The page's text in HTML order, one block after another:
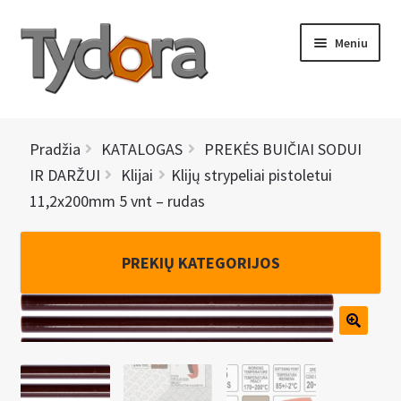
Pereiti
meniu
Pereiti
turinio
Meniu
KATALOGAS
NAUJIENOS
BRENDAI
Pradžia KATALOGAS
PREKĖS BUIČIAI SODUI
IR DARŽUI
Klijai
Klijų strypeliai pistoletui
11,2x200mm 5 vnt – rudas
PREKIŲ KATEGORIJOS